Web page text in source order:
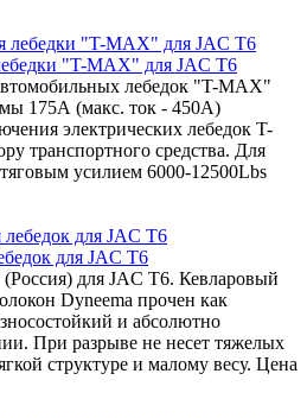
"T-MAX" для JAC T6
лебедок "T-MAX"
175А (макс. ток - 450А)
электрических лебедок T-
транспортного средства. Для
усилием 6000-12500Lbs
для JAC T6
для JAC T6. Кевларовый
Dyneema прочен как
и абсолютно
При разрыве не несет тяжелых
структуре и малому весу. Цена